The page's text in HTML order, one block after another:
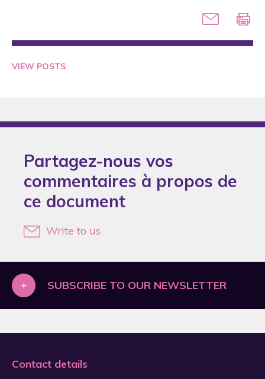
2013
2014
2016
2019
2020
2024
VIEW POSTS
Partagez-nous vos
commentaires à propos de
ce document
Write to us
+ SUBSCRIBE TO OUR NEWSLETTER
Contact details